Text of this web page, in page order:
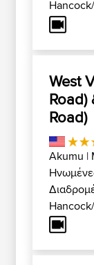
West
Road)
Road)
Akumu |